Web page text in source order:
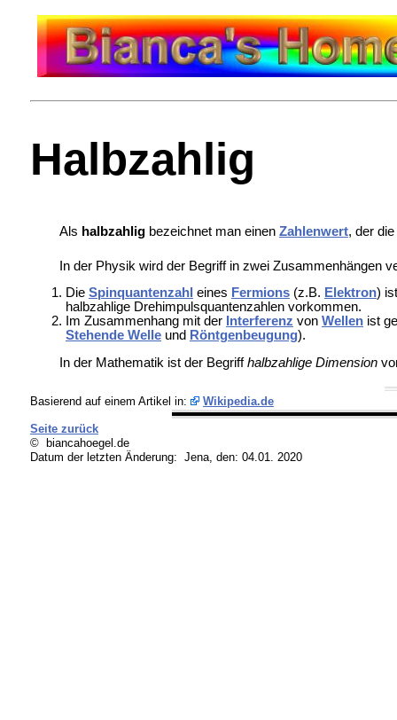
Halbzahlig
Als halbzahligbezeichnet man einen Zahlenwert, der
In der Physik wird der Begriff in zwei Zusammenhängen
Die Spinquantenzahl eines Fermions(z.B. Elektron)
halbzahlige Drehimpulsquantenzahlen vorkommen.
Im Zusammenhang mit der Interferenz von Wellenist
Stehende Welleund Röntgenbeugung).
In der Mathematik ist der Begriffhalbzahlige Dimension
Basierend auf einem Artikel in: Wikipedia.de
Seite zurück
© biancahoegel.de
Datum der letzten Änderung: Jena, den: 04.01. 2020